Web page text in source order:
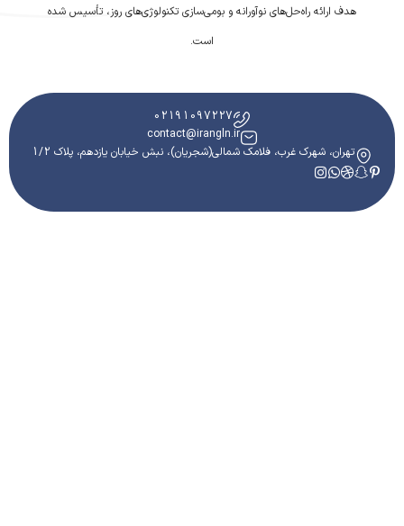
هدف ارائه راه‌حل‌های نوآورانه و بومی‌سازی تکنولوژی‌های روز، تأسیس شده
است.
02191097227
contact@irangln.ir
تهران، شهرک غرب، فلامک شمالی(شجریان)، نبش خیابان یازدهم، پلاک 1/2